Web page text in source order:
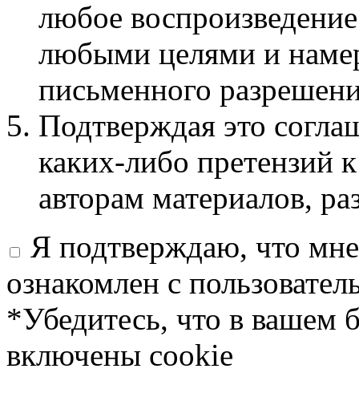
любое
любыми целями и
письменного
Подтверждая это
каких-либо претензий
авторам материалов,
Я подтверждаю, что
ознакомлен с
*Убедитесь, что в вашем
включены cookie